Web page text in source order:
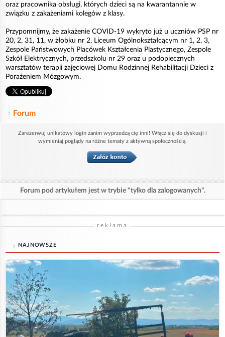
oraz pracownika obsługi, których dzieci są na kwarantannie w
związku z zakażeniami kolegów z klasy.
Przypomnijmy, że zakażenie COVID-19 wykryto już u uczniów PSP nr
20, 2, 31, 11, w żłobku nr 2, Liceum Ogólnokształcącym nr 1, 2, 3,
Zespole Państwowych Placówek Kształcenia Plastycznego, Zespole
Szkół Elektrycznych, przedszkolu nr 29 oraz u podopiecznych
warsztatów terapii zajęciowej Domu Rodzinnej Rehabilitacji Dzieci z
Porażeniem Mózgowym.
Forum
Zarezerwuj unikatowy login zanim wyprzedzą cię inni! Włącz się do dyskusji i
wymieniaj poglądy na różne tematy z aktywną społecznością.
Forum pod artykułem jest w trybie "tylko dla zalogowanych".
reklama
NAJNOWSZE